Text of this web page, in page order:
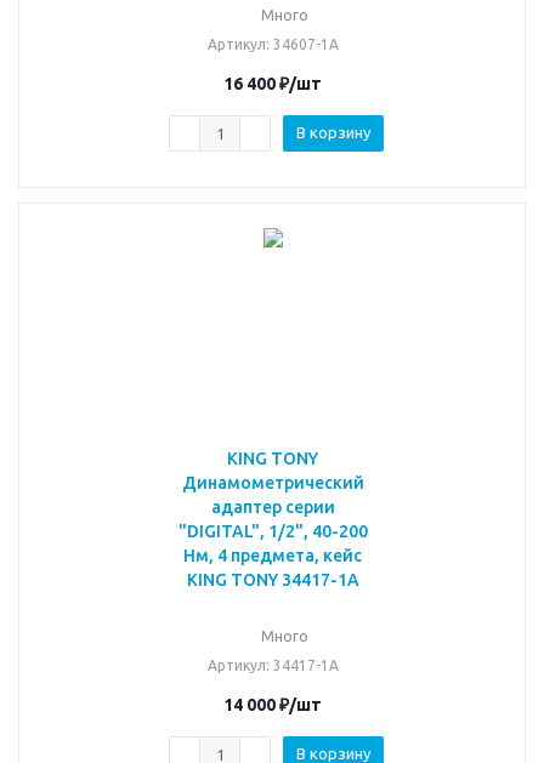
Много
Артикул: 34607-1A
16 400₽/шт
В корзину
KING TONY
Динамометрический
адаптер серии
"DIGITAL", 1/2", 40-200
Нм, 4 предмета, кейс
KING TONY 34417-1A
Много
Артикул: 34417-1A
14 000₽/шт
В корзину